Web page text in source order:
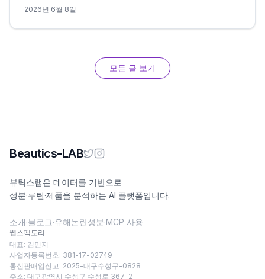
2026년 6월 8일
모든 글 보기
Beautics-LAB
뷰틱스랩은 데이터를 기반으로
성분·루틴·제품을 분석하는 AI 플랫폼입니다.
소개·블로그·유해논란성분·MCP 사용
웹스팩토리
대표: 김민지
사업자등록번호: 381-17-02749
통신판매업신고: 2025-대구수성구-0828
주소: 대구광역시 수성구 수성로 367-2